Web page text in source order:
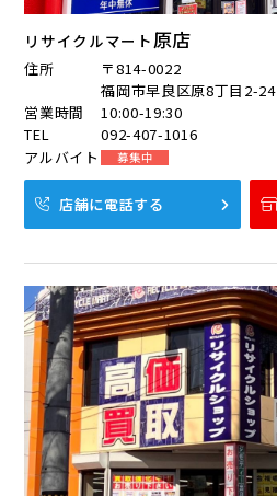
リサイクルマート原店
住所
〒814-0022
福岡市早良区原8丁目2-24
営業時間
10:00-19:30
TEL
092-407-1016
アルバイト
募集中
店舗に電話する